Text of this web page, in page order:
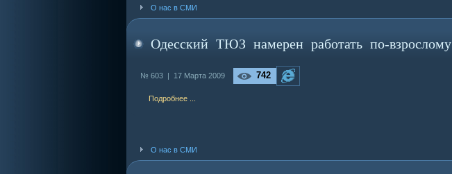
О нас в СМИ
Одесский ТЮЗ намерен работать по-взрослому
№ 603 | 17 Марта 2009 742
Подробнее ...
О нас в СМИ